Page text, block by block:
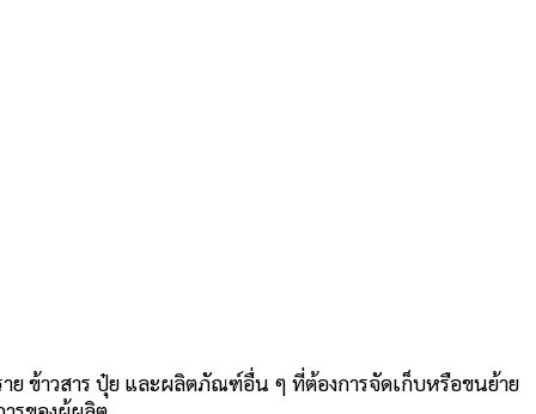
ย ข้าวสาร ปุ๋ย และผลิตภัณฑ์อื่น ๆ ที่ต้องการจัดเก็บหรือขนย้าย